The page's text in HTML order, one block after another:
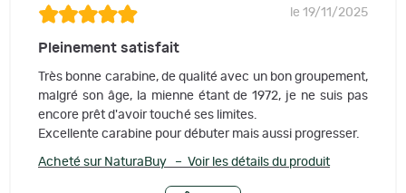
le 19/11/2025
Pleinement satisfait
Très bonne carabine, de qualité avec un bon groupement,
malgré son âge, la mienne étant de 1972, je ne suis pas
encore prêt d'avoir touché ses limites.
Excellente carabine pour débuter mais aussi progresser.
Acheté sur NaturaBuy – Voir les détails du produit